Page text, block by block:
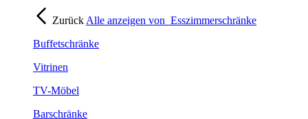
Zurück Alle anzeigen von Esszimmerschränke
Buffetschränke
Vitrinen
TV-Möbel
Barschränke